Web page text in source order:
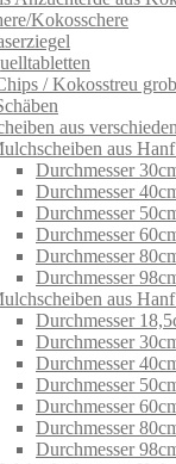
Kokosschere
/ Kokosstreu grob
aus
aus
Durchmesser
Durchmesser
Durchmesser
Durchmesser
Durchmesser
Durchmesser
aus
Durchmesser
Durchmesser
Durchmesser
Durchmesser
Durchmesser
Durchmesser
Durchmesser